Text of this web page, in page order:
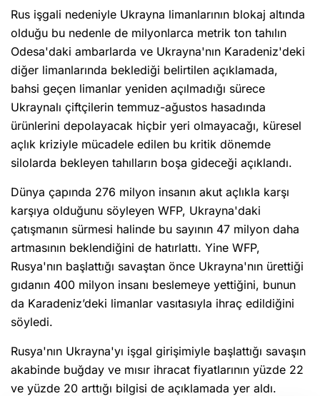
Rus işgali nedeniyle Ukrayna limanlarının blokaj altında
olduğu bu nedenle de milyonlarca metrik ton tahılın
Odesa'daki ambarlarda ve Ukrayna'nın Karadeniz'deki
diğer limanlarında beklediği belirtilen açıklamada,
bahsi geçen limanlar yeniden açılmadığı sürece
Ukraynalı çiftçilerin temmuz-ağustos hasadında
ürünlerini depolayacak hiçbir yeri olmayacağı, küresel
açlık kriziyle mücadele edilen bu kritik dönemde
silolarda bekleyen tahılların boşa gideceği açıklandı.
Dünya çapında 276 milyon insanın akut açlıkla karşı
karşıya olduğunu söyleyen WFP, Ukrayna'daki
çatışmanın sürmesi halinde bu sayının 47 milyon daha
artmasının beklendiğini de hatırlattı. Yine WFP,
Rusya'nın başlattığı savaştan önce Ukrayna'nın ürettiği
gıdanın 400 milyon insanı beslemeye yettiğini, bunun
da Karadeniz’deki limanlar vasıtasıyla ihraç edildiğini
söyledi.
Rusya'nın Ukrayna'yı işgal girişimiyle başlattığı savaşın
akabinde buğday ve mısır ihracat fiyatlarının yüzde 22
ve yüzde 20 arttığı bilgisi de açıklamada yer aldı.